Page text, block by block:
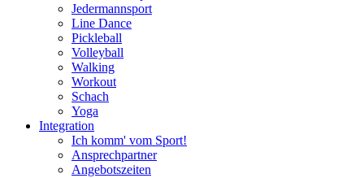
Jedermannsport
Line Dance
Pickleball
Volleyball
Walking
Workout
Schach
Yoga
Integration
Ich komm' vom Sport!
Ansprechpartner
Angebotszeiten